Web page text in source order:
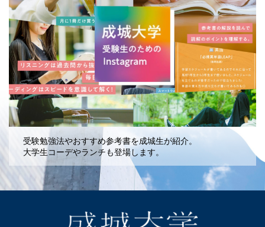
受験勉強法やおすすめ参考書を成城生が紹介。
大学生コーデやランチも登場します。